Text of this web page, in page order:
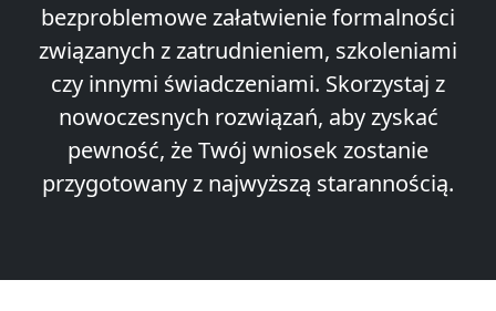
bezproblemowe załatwienie formalności
związanych z zatrudnieniem, szkoleniami
czy innymi świadczeniami. Skorzystaj z
nowoczesnych rozwiązań, aby zyskać
pewność, że Twój wniosek zostanie
przygotowany z najwyższą starannością.